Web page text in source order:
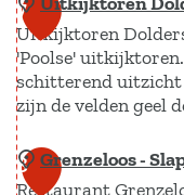
a
g
e
r
e
s
l
a
a
n
g
Z
o
n
n
e
k
Z
e
s
s
p
r
o
7
Uitkijktoren
'Poolse'
schitterend uitzicht
zijn de velden geel
U
8 Grenzeloos -
Restaurant